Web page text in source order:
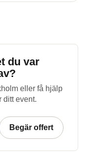
du var
eller få hjälp
ditt event.
Begär offert